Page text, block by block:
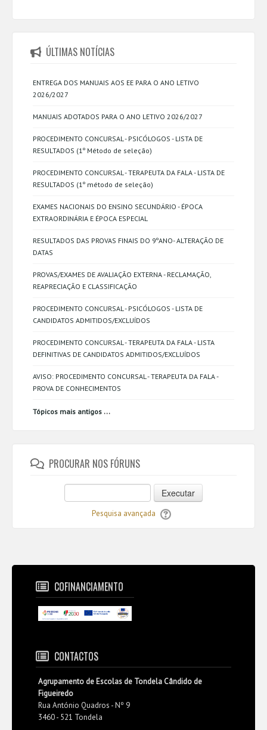
ÚLTIMAS NOTÍCIAS
ENTREGA DOS MANUAIS AOS EE PARA O ANO LETIVO
2026/2027
MANUAIS ADOTADOS PARA O ANO LETIVO 2026/2027
PROCEDIMENTO CONCURSAL - PSICÓLOGOS - LISTA DE
RESULTADOS (1º Método de seleção)
PROCEDIMENTO CONCURSAL - TERAPEUTA DA FALA - LISTA DE
RESULTADOS (1º método de seleção)
EXAMES NACIONAIS DO ENSINO SECUNDÁRIO - ÉPOCA
EXTRAORDINÁRIA E ÉPOCA ESPECIAL
RESULTADOS DAS PROVAS FINAIS DO 9ºANO- ALTERAÇÃO DE
DATAS
PROVAS/EXAMES DE AVALIAÇÃO EXTERNA - RECLAMAÇÃO,
REAPRECIAÇÃO E CLASSIFICAÇÃO
PROCEDIMENTO CONCURSAL - PSICÓLOGOS - LISTA DE
CANDIDATOS ADMITIDOS/EXCLUÍDOS
PROCEDIMENTO CONCURSAL - TERAPEUTA DA FALA - LISTA
DEFINITIVAS DE CANDIDATOS ADMITIDOS/EXCLUÍDOS
AVISO: PROCEDIMENTO CONCURSAL - TERAPEUTA DA FALA -
PROVA DE CONHECIMENTOS
Tópicos mais antigos ...
PROCURAR NOS FÓRUNS
Executar
Pesquisa avançada
COFINANCIAMENTO
CONTACTOS
Agrupamento de Escolas de Tondela Cândido de
Figueiredo
Rua António Quadros - Nº 9
3460 - 521 Tondela